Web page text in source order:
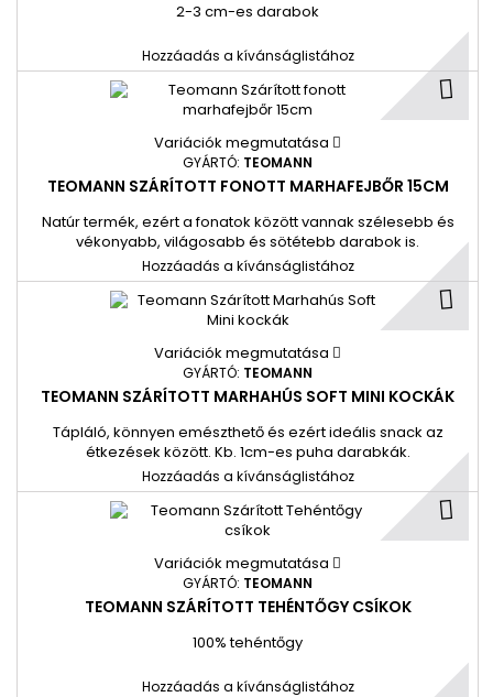
2-3 cm-es darabok
Hozzáadás a kívánságlistához
Variációk megmutatása
GYÁRTÓ: TEOMANN
TEOMANN SZÁRÍTOTT FONOTT MARHAFEJBŐR 15CM
Natúr termék, ezért a fonatok között vannak szélesebb és
vékonyabb, világosabb és sötétebb darabok is.
Hozzáadás a kívánságlistához
Variációk megmutatása
GYÁRTÓ: TEOMANN
TEOMANN SZÁRÍTOTT MARHAHÚS SOFT MINI KOCKÁK
Tápláló, könnyen emészthető és ezért ideális snack az
étkezések között. Kb. 1cm-es puha darabkák.
Hozzáadás a kívánságlistához
Variációk megmutatása
GYÁRTÓ: TEOMANN
TEOMANN SZÁRÍTOTT TEHÉNTŐGY CSÍKOK
100% tehéntőgy
Hozzáadás a kívánságlistához